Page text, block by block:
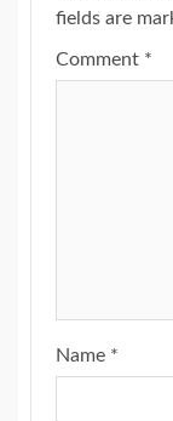
fields are
Comment *
Name *